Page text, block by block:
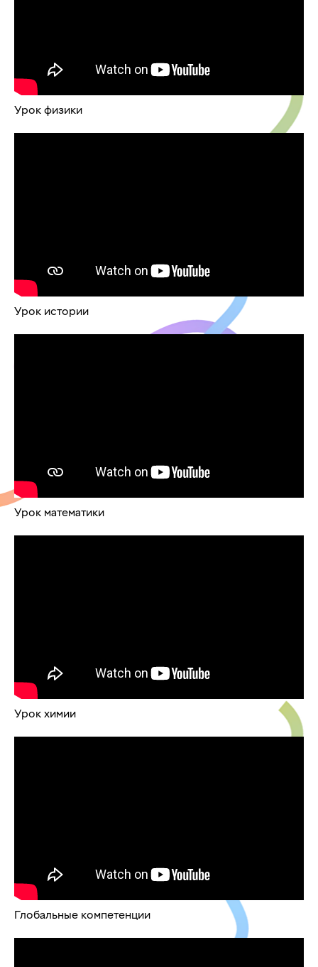
Урок физики
Урок истории
Урок математики
Урок химии
Глобальные компетенции